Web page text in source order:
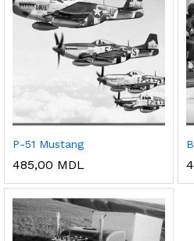
P-51 Mustang
485,00 MDL